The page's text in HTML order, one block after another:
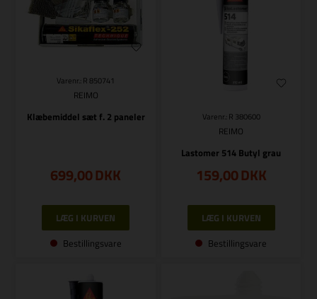
Varenr.: R 850741
REIMO
Klæbemiddel sæt f. 2 paneler
699,00DKK
Bestillingsvare
Varenr.: R 380600
REIMO
Lastomer 514 Butyl grau
159,00DKK
Bestillingsvare